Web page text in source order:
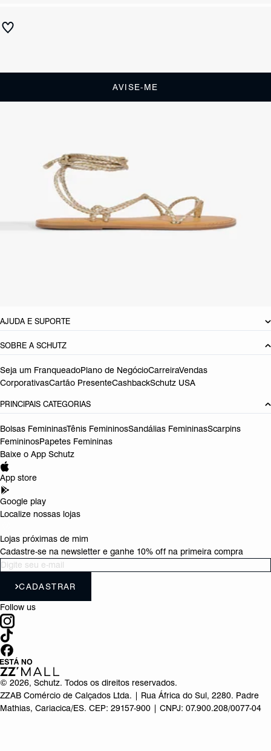
AVISE-ME
com amarração no tornozelo é perfeita para quem busca um toque de
feminilidade sem perder o conforto. As tiras trançadas trazem o
charme do visual rústico, enquanto o acabamento metalizado garante
uma pegada glam. Aposte!
AJUDA E SUPORTE
SOBRE A SCHUTZ
Seja um FranqueadoPlano de NegócioCarreiraVendas
CorporativasCartão PresenteCashbackSchutz USA
PRINCIPAIS CATEGORIAS
Bolsas FemininasTênis FemininosSandálias FemininasScarpins
FemininosPapetes Femininas
Baixe o App Schutz
App store
Google play
Localize nossas lojas
Lojas próximas de mim
Cadastre-se na newsletter e ganhe 10% off na primeira compra
CADASTRAR
Follow us
© 2026, Schutz. Todos os direitos reservados.
ZZAB Comércio de Calçados Ltda. | Rua África do Sul, 2280. Padre
Mathias, Cariacica/ES. CEP: 29157-900 | CNPJ: 07.900.208/0077-04